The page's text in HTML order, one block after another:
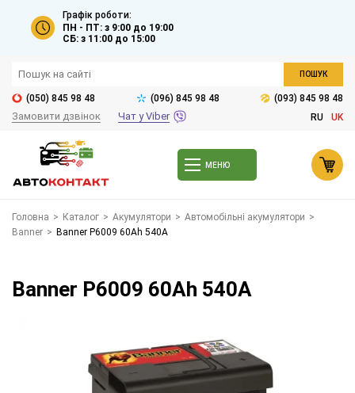
Графік роботи:
ПН - ПТ: з 9:00 до 19:00
СБ: з 11:00 до 15:00
ПОШУК
(050) 845 98 48 (096) 845 98 48 (093) 845 98 48
Замовити дзвінок Чат у Viber RU UK
МЕНЮ
Головна > Каталог > Акумулятори > Автомобільні акумулятори >
Banner > Banner P6009 60Ah 540A
Banner P6009 60Ah 540A